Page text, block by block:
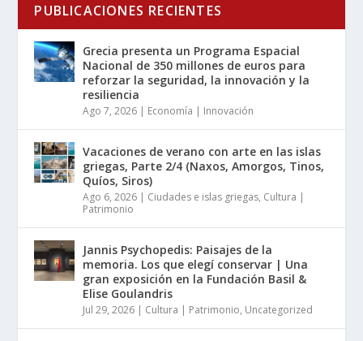
PUBLICACIONES RECIENTES
Grecia presenta un Programa Espacial
Nacional de 350 millones de euros para
reforzar la seguridad, la innovación y la
resiliencia
Ago 7, 2026 | Economía | Innovación
Vacaciones de verano con arte en las islas
griegas, Parte 2/4 (Naxos, Amorgos, Tinos,
Quíos, Siros)
Ago 6, 2026 | Ciudades e islas griegas, Cultura |
Patrimonio
Jannis Psychopedis: Paisajes de la
memoria. Los que elegí conservar | Una
gran exposición en la Fundación Basil &
Elise Goulandris
Jul 29, 2026 | Cultura | Patrimonio, Uncategorized